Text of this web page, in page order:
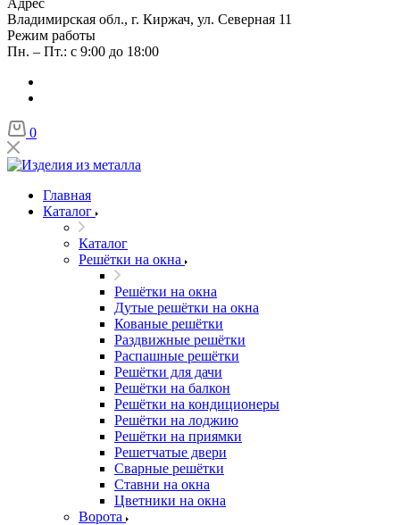
Адрес
Владимирская обл., г. Киржач, ул. Северная 11
Режим работы
Пн. – Пт.: с 9:00 до 18:00
0
Главная
Каталог
Каталог
Решётки на окна
Решётки на окна
Дутые решётки на окна
Кованые решётки
Раздвижные решётки
Распашные решётки
Решётки для дачи
Решётки на балкон
Решётки на кондиционеры
Решётки на лоджию
Решётки на приямки
Решетчатые двери
Сварные решётки
Ставни на окна
Цветники на окна
Ворота